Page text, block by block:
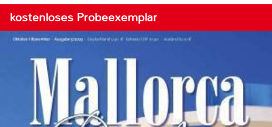
kostenloses Probeexemplar